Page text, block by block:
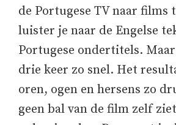
de Portugese TV naar films
luister je naar de Engelse
Portugese ondertitels.
drie keer zo snel. Het
oren, ogen en hersens zo
geen bal van de film zelf